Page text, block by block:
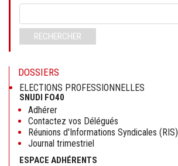
clés
RECHERCHER
DOSSIERS
ELECTIONS PROFESSIONNELLES
SNUDI FO40
Adhérer
Contactez vos Délégués
Réunions d'Informations Syndicales (RIS)
Journal trimestriel
ESPACE ADHÉRENTS